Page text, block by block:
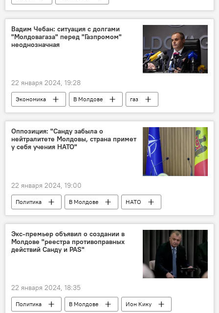
Вадим Чебан: ситуация с долгами
"Молдовагаза" перед "Газпромом"
неоднозначная
22 января 2024, 19:28
Экономика В Молдове
газ
Вадим Чебан
"Газпром"
Молдовагаз
Оппозиция: "Санду забыла о
нейтралитете Молдовы, страна примет
у себя учения НАТО"
22 января 2024, 19:00
Политика В Молдове
НАТО
Майя Санду
учения
оппозиция
Экс-премьер объявил о создании в
Молдове "реестра противоправных
действий Санду и PAS"
22 января 2024, 18:35
Политика В Молдове
Ион Кику